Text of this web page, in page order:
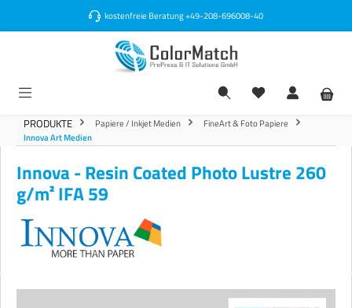
kostenfreie Beratung+49-208-696008-40
PRODUKTE Papiere / Inkjet Medien
FineArt & Foto Papiere
Innova Art Medien
Innova - Resin Coated Photo Lustre 260
g/m² IFA 59